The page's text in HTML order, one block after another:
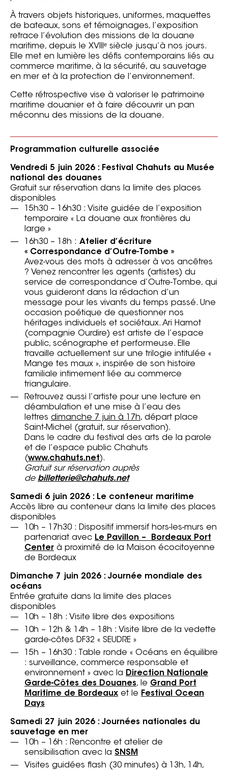
À travers objets historiques, uniformes, maquettes
de bateaux, sons et témoignages, l’exposition
retrace l’évolution des missions de la douane
maritime, depuis le XVIIIᵉ siècle jusqu’à nos jours.
Elle met en lumière les défis contemporains liés au
commerce maritime, à la sécurité, au sauvetage
en mer et à la protection de l’environnement.
Cette rétrospective vise à valoriser le patrimoine
maritime douanier et à faire découvrir un pan
méconnu des missions de la douane.
Programmation culturelle associée
Vendredi 5 juin 2026 : Festival Chahuts au Musée
national des douanes
Gratuit sur réservation dans la limite des places
disponibles
15h30 – 16h30 : Visite guidée de l’exposition
temporaire « La douane aux frontières du
large »
16h30 – 18h : Atelier d’écriture
« Correspondance d’Outre-Tombe »
Avez-vous des mots à adresser à vos ancêtres
? Venez rencontrer les agents (artistes) du
service de correspondance d’Outre-Tombe, qui
vous guideront dans la rédaction d’un
message pour les vivants du temps passé. Une
occasion poétique de questionner nos
héritages individuels et sociétaux. Ari Hamot
(compagnie Ourdire) est artiste de l’espace
public, scénographe et performeuse. Elle
travaille actuellement sur une trilogie intitulée «
Mange tes maux », inspirée de son histoire
familiale intimement liée au commerce
triangulaire.
Retrouvez aussi l’artiste pour une lecture en
déambulation et une mise à l’eau des
lettres dimanche 7 juin à 17h, départ place
Saint-Michel (gratuit, sur réservation).
Dans le cadre du festival des arts de la parole
et de l’espace public Chahuts
(www.chahuts.net).
Gratuit sur réservation auprès
de billetterie@chahuts.net
Samedi 6 juin 2026 : Le conteneur maritime
Accès libre au conteneur dans la limite des places
disponibles
10h – 17h30 : Dispositif immersif hors-les-murs en
partenariat avec Le Pavillon – Bordeaux Port
Center à proximité de la Maison écocitoyenne
de Bordeaux
Dimanche 7 juin 2026 : Journée mondiale des
océans
Entrée gratuite dans la limite des places
disponibles
10h – 18h : Visite libre des expositions
10h – 12h & 14h – 18h : Visite libre de la vedette
garde-côtes DF32 « SEUDRE »
15h – 16h30 : Table ronde « Océans en équilibre
: surveillance, commerce responsable et
environnement » avec la Direction Nationale
Garde-Côtes des Douanes, le Grand Port
Maritime de Bordeaux et le Festival Ocean
Days
Samedi 27 juin 2026 : Journées nationales du
sauvetage en mer
10h – 16h : Rencontre et atelier de
sensibilisation avec la SNSM
Visites guidées flash (30 minutes) à 13h, 14h,